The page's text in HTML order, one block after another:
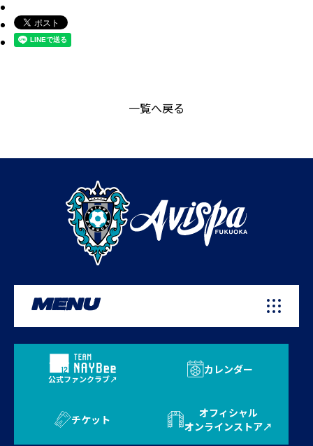
一覧へ戻る
MENU
公式ファンクラブ
カレンダー
チケット
オフィシャル
オンラインストア